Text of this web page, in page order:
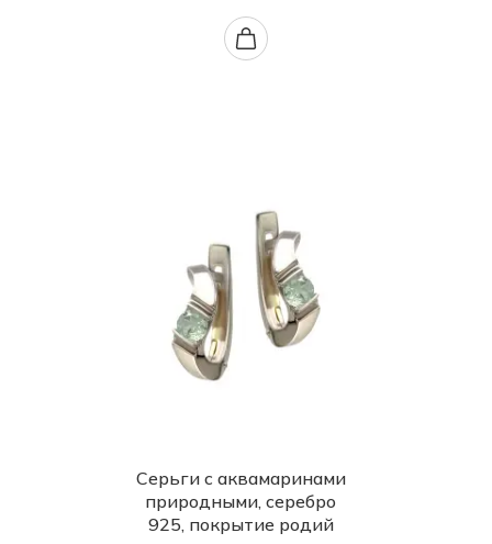
Серьги с аквамаринами
природными, серебро
925, покрытие родий